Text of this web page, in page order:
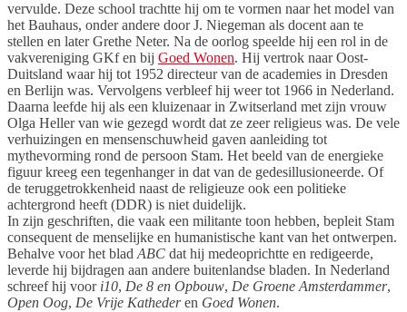
vervulde. Deze school trachtte hij om te vormen naar het model van
het Bauhaus, onder andere door J. Niegeman als docent aan te
stellen en later Grethe Neter. Na de oorlog speelde hij een rol in de
vakvereniging GKf en bij Goed Wonen. Hij vertrok naar Oost-
Duitsland waar hij tot 1952 directeur van de academies in Dresden
en Berlijn was. Vervolgens verbleef hij weer tot 1966 in Nederland.
Daarna leefde hij als een kluizenaar in Zwitserland met zijn vrouw
Olga Heller van wie gezegd wordt dat ze zeer religieus was. De vele
verhuizingen en mensenschuwheid gaven aanleiding tot
mythevorming rond de persoon Stam. Het beeld van de energieke
figuur kreeg een tegenhanger in dat van de gedesillusioneerde. Of
de teruggetrokkenheid naast de religieuze ook een politieke
achtergrond heeft (DDR) is niet duidelijk.
In zijn geschriften, die vaak een militante toon hebben, bepleit Stam
consequent de menselijke en humanistische kant van het ontwerpen.
Behalve voor het blad ABC dat hij medeoprichtte en redigeerde,
leverde hij bijdragen aan andere buitenlandse bladen. In Nederland
schreef hij voor i10, De 8 en Opbouw, De Groene Amsterdammer,
Open Oog, De Vrije Kathederen Goed Wonen.